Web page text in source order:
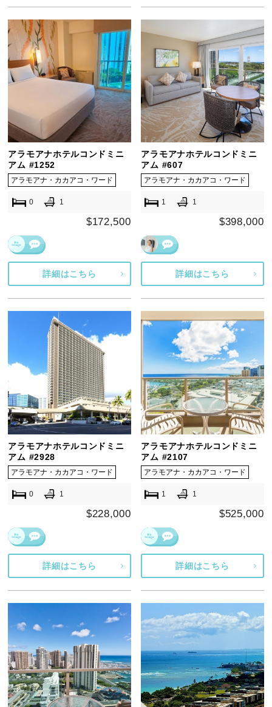
アラモアナホテルコンドミニ
アム #1252
アラモアナ・カカアコ・ワード
0 1
$172,500
詳細はこちら
アラモアナホテルコンドミニ
アム #607
アラモアナ・カカアコ・ワード
1 1
$398,000
詳細はこちら
アラモアナホテルコンドミニ
アム #2928
アラモアナ・カカアコ・ワード
0 1
$228,000
詳細はこちら
アラモアナホテルコンドミニ
アム #2107
アラモアナ・カカアコ・ワード
1 1
$525,000
詳細はこちら